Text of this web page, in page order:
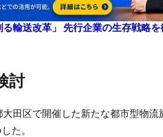
輸送改革」 先行企業の生存戦略
討
田区で開催した新たな都市型物流
た。